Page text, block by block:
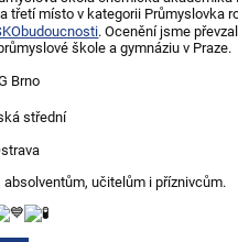
třetí místo v kategorii Průmyslovka
. Ocenění jsme
škole a gymnáziu v Praze.
Brno
střední
učitelům i příznivcům.